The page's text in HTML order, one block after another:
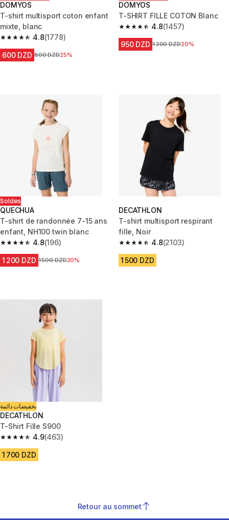
DOMYOS
T-shirt multisport coton enfant
mixte, blanc
4.8
4.8 out of 5 stars from 1778 reviews
(1778)
600 DZD Prix avant la réduction
800 DZD25%
DOMYOS
T-SHIRT FILLE COTON Blanc
4.8
4.8 out of 5 stars from 1457
(1457)
950 DZD Prix avant la réduction
1 200 DZD20%
Soldes
QUECHUA
T-shirt de randonnée 7-15 ans
enfant, NH100 twin blanc
4.8
4.8 out of 5 stars from 196 reviews
(196)
1 200 DZD Prix avant la réduction
1 500 DZD20%
DECATHLON
T-shirt multisport respirant
fille, Noir
4.8
4.8 out of 5 stars from 2103
(2103)
1 500 DZD
تخفيضات دائمة
DECATHLON
T-Shirt Fille S900
4.9
4.9 out of 5 stars from 463 reviews
(463)
1 700 DZD
Retour au sommet